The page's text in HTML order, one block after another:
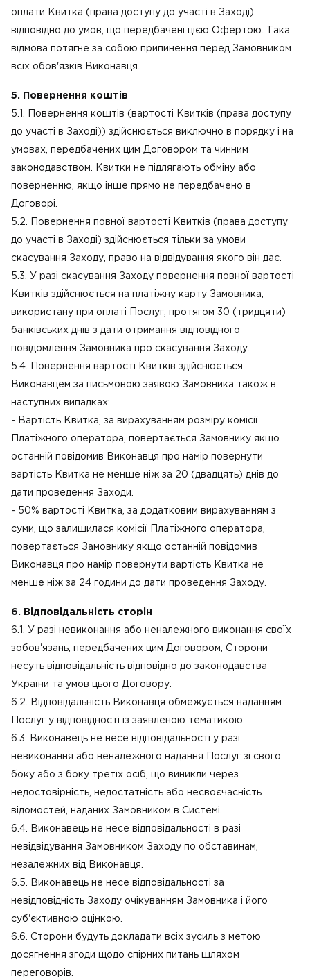
оплати Квитка (права доступу до участі в Заході)
відповідно до умов, що передбачені цією Офертою. Така
відмова потягне за собою припинення перед Замовником
всіх обов'язків Виконавця.
5. Повернення коштів
5.1. Повернення коштів (вартості Квитків (права доступу
до участі в Заході)) здійснюється виключно в порядку і на
умовах, передбачених цим Договором та чинним
законодавством. Квитки не підлягають обміну або
поверненню, якщо інше прямо не передбачено в
Договорі.
5.2. Повернення повної вартості Квитків (права доступу
до участі в Заході) здійснюється тільки за умови
скасування Заходу, право на відвідування якого він дає.
5.3. У разі скасування Заходу повернення повної вартості
Квитків здійснюється на платіжну карту Замовника,
використану при оплаті Послуг, протягом 30 (тридцяти)
банківських днів з дати отримання відповідного
повідомлення Замовника про скасування Заходу.
5.4. Повернення вартості Квитків здійснюється
Виконавцем за письмовою заявою Замовника також в
наступних випадках:
- Вартість Квитка, за вирахуванням розміру комісії
Платіжного оператора, повертається Замовнику якщо
останній повідомив Виконавця про намір повернути
вартість Квитка не менше ніж за 20 (двадцять) днів до
дати проведення Заходи.
- 50% вартості Квитка, за додатковим вирахуванням з
суми, що залишилася комісії Платіжного оператора,
повертається Замовнику якщо останній повідомив
Виконавця про намір повернути вартість Квитка не
менше ніж за 24 години до дати проведення Заходу.
6. Відповідальність сторін
6.1. У разі невиконання або неналежного виконання своїх
зобов'язань, передбачених цим Договором, Сторони
несуть відповідальність відповідно до законодавства
України та умов цього Договору.
6.2. Відповідальність Виконавця обмежується наданням
Послуг у відповідності із заявленою тематикою.
6.3. Виконавець не несе відповідальності у разі
невиконання або неналежного надання Послуг зі свого
боку або з боку третіх осіб, що виникли через
недостовірність, недостатність або несвоєчасність
відомостей, наданих Замовником в Системі.
6.4. Виконавець не несе відповідальності в разі
невідвідування Замовником Заходу по обставинам,
незалежних від Виконавця.
6.5. Виконавець не несе відповідальності за
невідповідність Заходу очікуванням Замовника і його
суб'єктивною оцінкою.
6.6. Сторони будуть докладати всіх зусиль з метою
досягнення згоди щодо спірних питань шляхом
переговорів.